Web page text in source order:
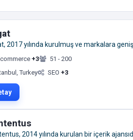
2017 yılında kurulmuş ve markalara
+3
51 - 200
Turkey
SEO+3
2014 yılında kurulan bir içerik